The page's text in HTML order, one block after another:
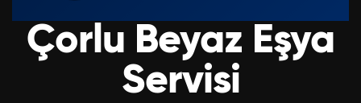
Çorlu Beyaz Eşya
Servisi